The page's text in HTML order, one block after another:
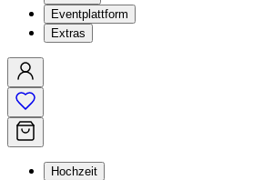
Eventplattform
Extras
Hochzeit